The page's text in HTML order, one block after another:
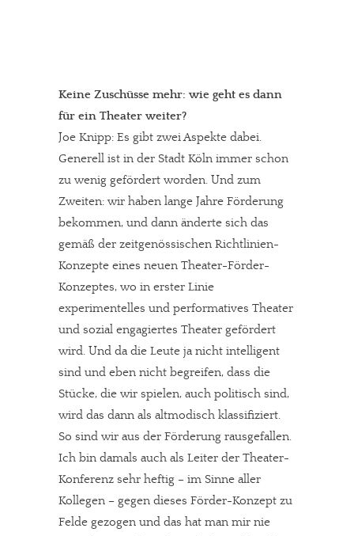
Keine Zuschüsse mehr: wie geht es dann
für ein Theater weiter?
Joe Knipp: Es gibt zwei Aspekte dabei.
Generell ist in der Stadt Köln immer schon
zu wenig gefördert worden. Und zum
Zweiten: wir haben lange Jahre Förderung
bekommen, und dann änderte sich das
gemäß der zeitgenössischen Richtlinien-
Konzepte eines neuen Theater-Förder-
Konzeptes, wo in erster Linie
experimentelles und performatives Theater
und sozial engagiertes Theater gefördert
wird. Und da die Leute ja nicht intelligent
sind und eben nicht begreifen, dass die
Stücke, die wir spielen, auch politisch sind,
wird das dann als altmodisch klassifiziert.
So sind wir aus der Förderung rausgefallen.
Ich bin damals auch als Leiter der Theater-
Konferenz sehr heftig – im Sinne aller
Kollegen – gegen dieses Förder-Konzept zu
Felde gezogen und das hat man mir nie